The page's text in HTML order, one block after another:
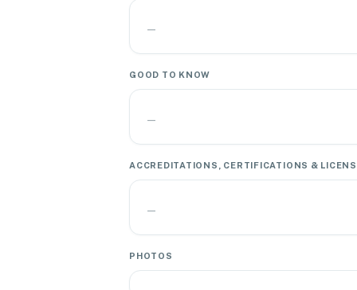
—
GOOD TO KNOW
—
ACCREDITATIONS, CERTIFICATIONS &
—
PHOTOS